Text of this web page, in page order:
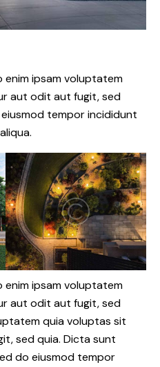
enim ipsam voluptatem
aut odit aut fugit, sed
tempor incididunt
enim ipsam voluptatem
aut odit aut fugit, sed
quia voluptas sit
sed quia. Dicta sunt
do eiusmod tempor